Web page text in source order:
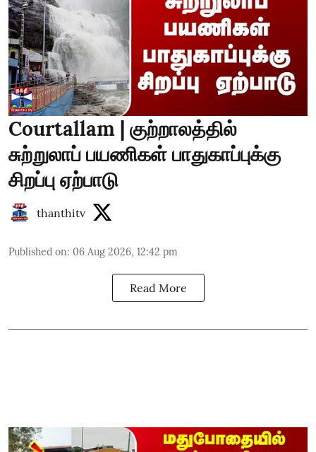
Courtallam | குற்றாலத்தில்
சுற்றுலாப் பயணிகள் பாதுகாப்புக்கு
சிறப்பு ஏற்பாடு
thanthitv
Published on: 06 Aug 2026, 12:42 pm
Read More